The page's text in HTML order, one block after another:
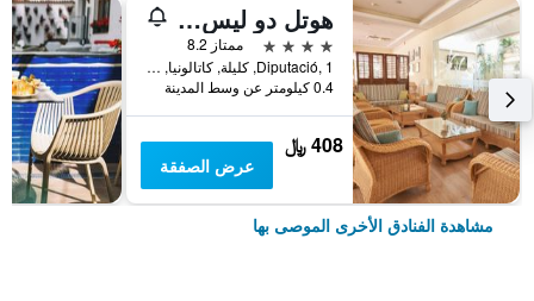
هوتل دو ليس بالميريس
4 نجوم
ممتاز 8.2
Diputació, 1, كليلة, كاتالونيا, أسبانيا
0.4 كيلومتر عن وسط المدينة
408 ﷼
عرض الصفقة
مشاهدة الفنادق الأخرى الموصى بها